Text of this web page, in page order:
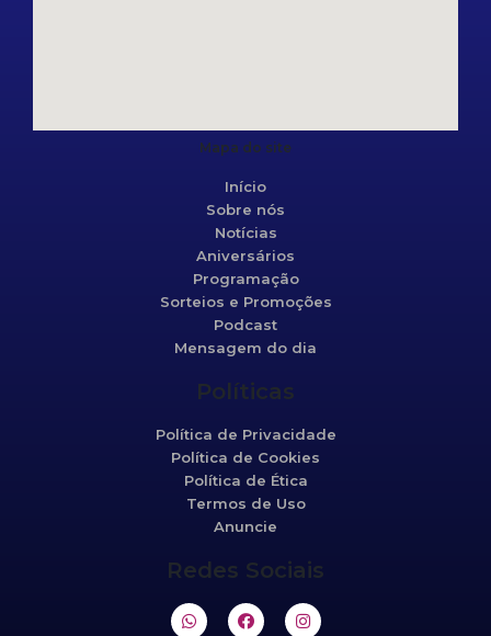
Mapa do site
Início
Sobre nós
Notícias
Aniversários
Programação
Sorteios e Promoções
Podcast
Mensagem do dia
Políticas
Política de Privacidade
Política de Cookies
Política de Ética
Termos de Uso
Anuncie
Redes Sociais